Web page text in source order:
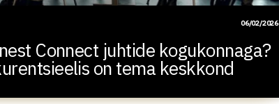
06/02/2026
Connect juhtide kogukonnaga?
on tema keskkond